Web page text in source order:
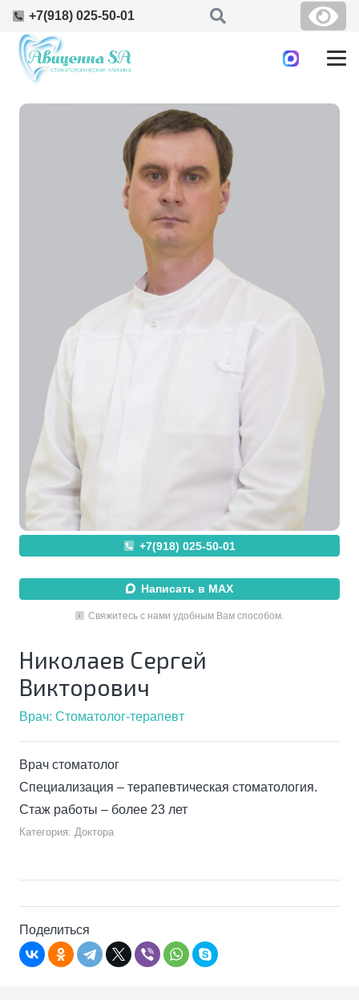
+7(918) 025-50-01
Николаев Сергей
Викторович
Врач: Стоматолог-терапевт
Врач стоматолог
Специализация – терапевтическая стоматология.
Стаж работы – более 23 лет
Категория: Доктора
Поделиться
+7(918) 025-50-01
Написать в MAX
Свяжитесь с нами удобным Вам способом.